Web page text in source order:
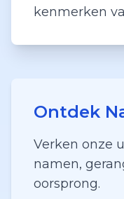
kenmerken
Ontdek
Verken onze
namen,
oorsprong.